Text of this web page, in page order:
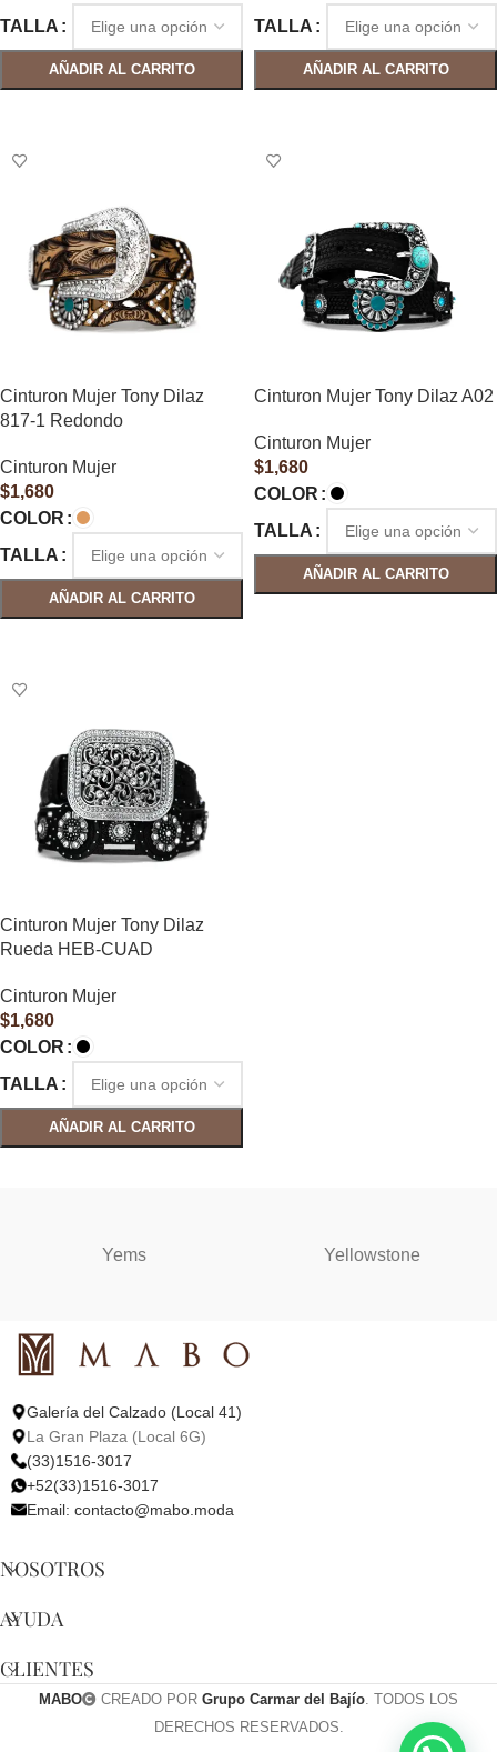
TALLA
AÑADIR AL CARRITO
TALLA
AÑADIR AL CARRITO
Cinturon Mujer Tony Dilaz
817-1 Redondo
Cinturon Mujer
$1,680
COLOR
TALLA
AÑADIR AL CARRITO
Cinturon Mujer Tony Dilaz A02
Cinturon Mujer
$1,680
COLOR
TALLA
AÑADIR AL CARRITO
Cinturon Mujer Tony Dilaz
Rueda HEB-CUAD
Cinturon Mujer
$1,680
COLOR
TALLA
AÑADIR AL CARRITO
Yems Yellowstone
Galería del Calzado (Local 41)
La Gran Plaza (Local 6G)
(33)1516-3017
+52(33)1516-3017
Email: contacto@mabo.moda
NOSOTROS
AYUDA
CLIENTES
MABO CREADO POR Grupo Carmar del Bajío. TODOS LOS
DERECHOS RESERVADOS.